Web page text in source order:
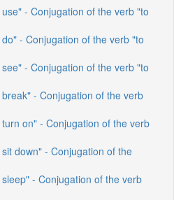
- Conjugation of the verb "to
- Conjugation of the verb "to
- Conjugation of the verb "to
- Conjugation of the verb
on" - Conjugation of the verb
down" - Conjugation of the
- Conjugation of the verb